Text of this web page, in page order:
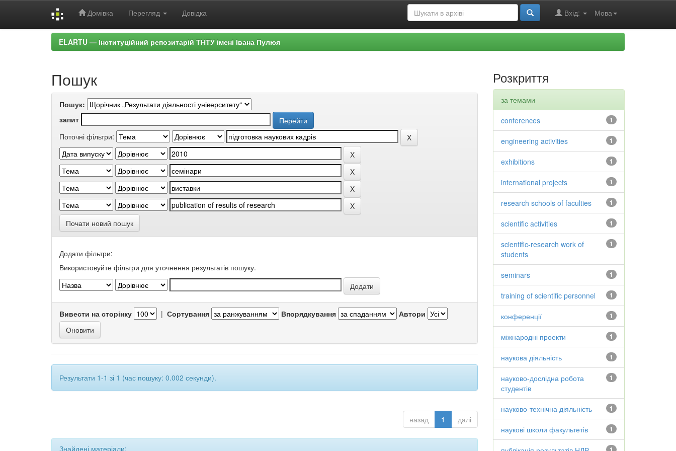
Домівка Перегляд Довідка Мова
Вхід:
ELARTU — Інституційний репозитарій ТНТУ імені Івана Пулюя
Пошук
Пошук:
запит
Поточні фільтри:
Почати новий пошук
Додати фільтри:
Використовуйте фільтри для уточнення результатів пошуку.
Вивести на сторінку | Сортування Впорядкування Автори
Результати 1-1 зі 1 (час пошуку: 0.002 секунди).
назад 1 далі
Знайдені матеріали:
Розкриття
за темами
1
conferences
1
engineering activities
1
exhibitions
1
international projects
1
research schools of faculties
1
scientific activities
1
scientific-research work of
students
1
seminars
1
training of scientific personnel
1
конференції
1
міжнародні проекти
1
наукова діяльність
1
науково-дослідна робота
студентів
1
науково-технічна діяльність
1
наукові школи факультетів